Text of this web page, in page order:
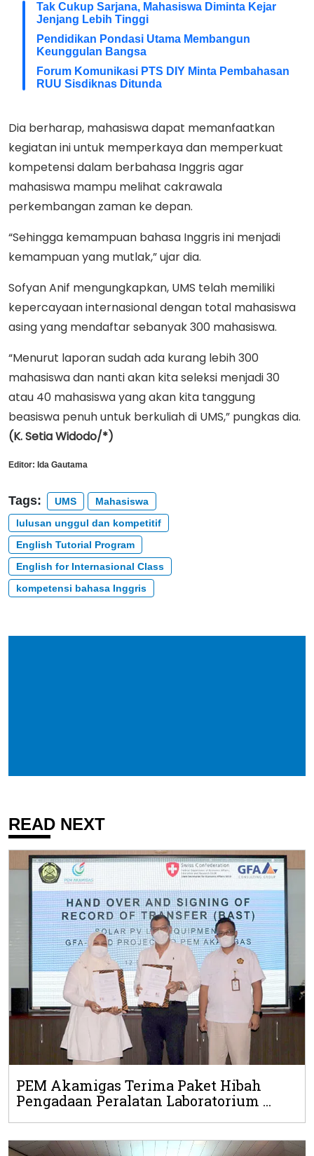
Tak Cukup Sarjana, Mahasiswa Diminta Kejar
Jenjang Lebih Tinggi
Pendidikan Pondasi Utama Membangun
Keunggulan Bangsa
Forum Komunikasi PTS DIY Minta Pembahasan
RUU Sisdiknas Ditunda
Dia berharap, mahasiswa dapat memanfaatkan
kegiatan ini untuk memperkaya dan memperkuat
kompetensi dalam berbahasa Inggris agar
mahasiswa mampu melihat cakrawala
perkembangan zaman ke depan.
“Sehingga kemampuan bahasa Inggris ini menjadi
kemampuan yang mutlak,” ujar dia.
Sofyan Anif mengungkapkan, UMS telah memiliki
kepercayaan internasional dengan total mahasiswa
asing yang mendaftar sebanyak 300 mahasiswa.
“Menurut laporan sudah ada kurang lebih 300
mahasiswa dan nanti akan kita seleksi menjadi 30
atau 40 mahasiswa yang akan kita tanggung
beasiswa penuh untuk berkuliah di UMS,” pungkas dia.
(K. Setia Widodo/*)
Editor: Ida Gautama
Tags: UMS
Mahasiswa
lulusan unggul dan kompetitif
English Tutorial Program
English for Internasional Class
kompetensi bahasa Inggris
READ NEXT
PEM Akamigas Terima Paket Hibah
Pengadaan Peralatan Laboratorium ...